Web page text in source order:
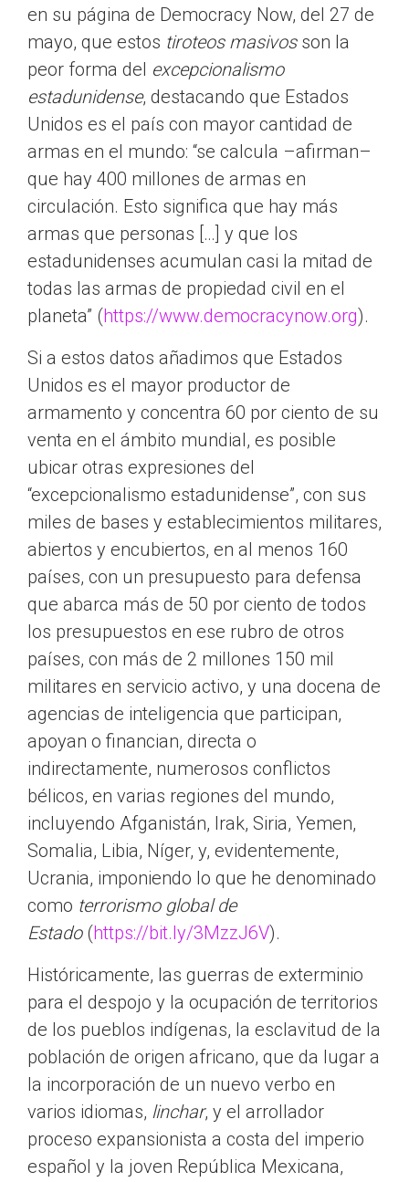
en su página de Democracy Now, del 27 de
mayo, que estos tiroteos masivosson la
peor forma del excepcionalismo
estadunidense, destacando que Estados
Unidos es el país con mayor cantidad de
armas en el mundo: “se calcula –afirman–
que hay 400 millones de armas en
circulación. Esto significa que hay más
armas que personas […] y que los
estadunidenses acumulan casi la mitad de
todas las armas de propiedad civil en el
planeta” (https://www.democracynow.org).
Si a estos datos añadimos que Estados
Unidos es el mayor productor de
armamento y concentra 60 por ciento de su
venta en el ámbito mundial, es posible
ubicar otras expresiones del
“excepcionalismo estadunidense”, con sus
miles de bases y establecimientos militares,
abiertos y encubiertos, en al menos 160
países, con un presupuesto para defensa
que abarca más de 50 por ciento de todos
los presupuestos en ese rubro de otros
países, con más de 2 millones 150 mil
militares en servicio activo, y una docena de
agencias de inteligencia que participan,
apoyan o financian, directa o
indirectamente, numerosos conflictos
bélicos, en varias regiones del mundo,
incluyendo Afganistán, Irak, Siria, Yemen,
Somalia, Libia, Níger, y, evidentemente,
Ucrania, imponiendo lo que he denominado
como terrorismo global de
Estado(https://bit.ly/3MzzJ6V).
Históricamente, las guerras de exterminio
para el despojo y la ocupación de territorios
de los pueblos indígenas, la esclavitud de la
población de origen africano, que da lugar a
la incorporación de un nuevo verbo en
varios idiomas, linchar, y el arrollador
proceso expansionista a costa del imperio
español y la joven República Mexicana,